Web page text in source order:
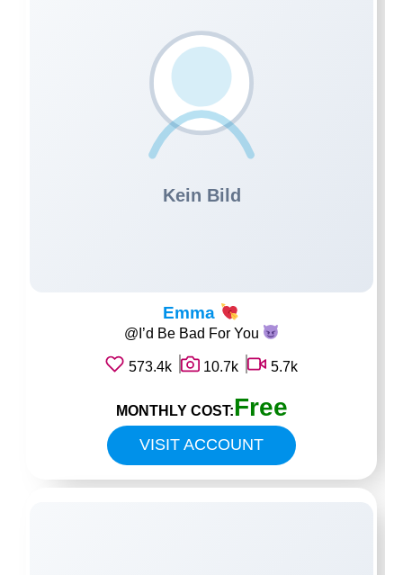
Emma
@I’d Be Bad For You
573.4k 10.7k 5.7k
VISIT ACCOUNT
MONTHLY COST:Free